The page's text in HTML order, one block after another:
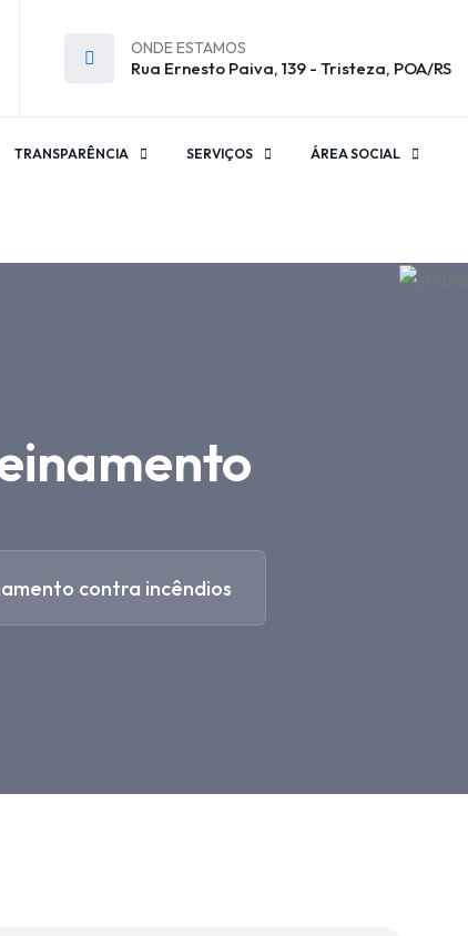
ONDE ESTAMOS
Rua Ernesto Paiva, 139 - Tristeza, POA/RS
TRANSPARÊNCIA SERVIÇOS ÁREA SOCIAL
contra incêndios